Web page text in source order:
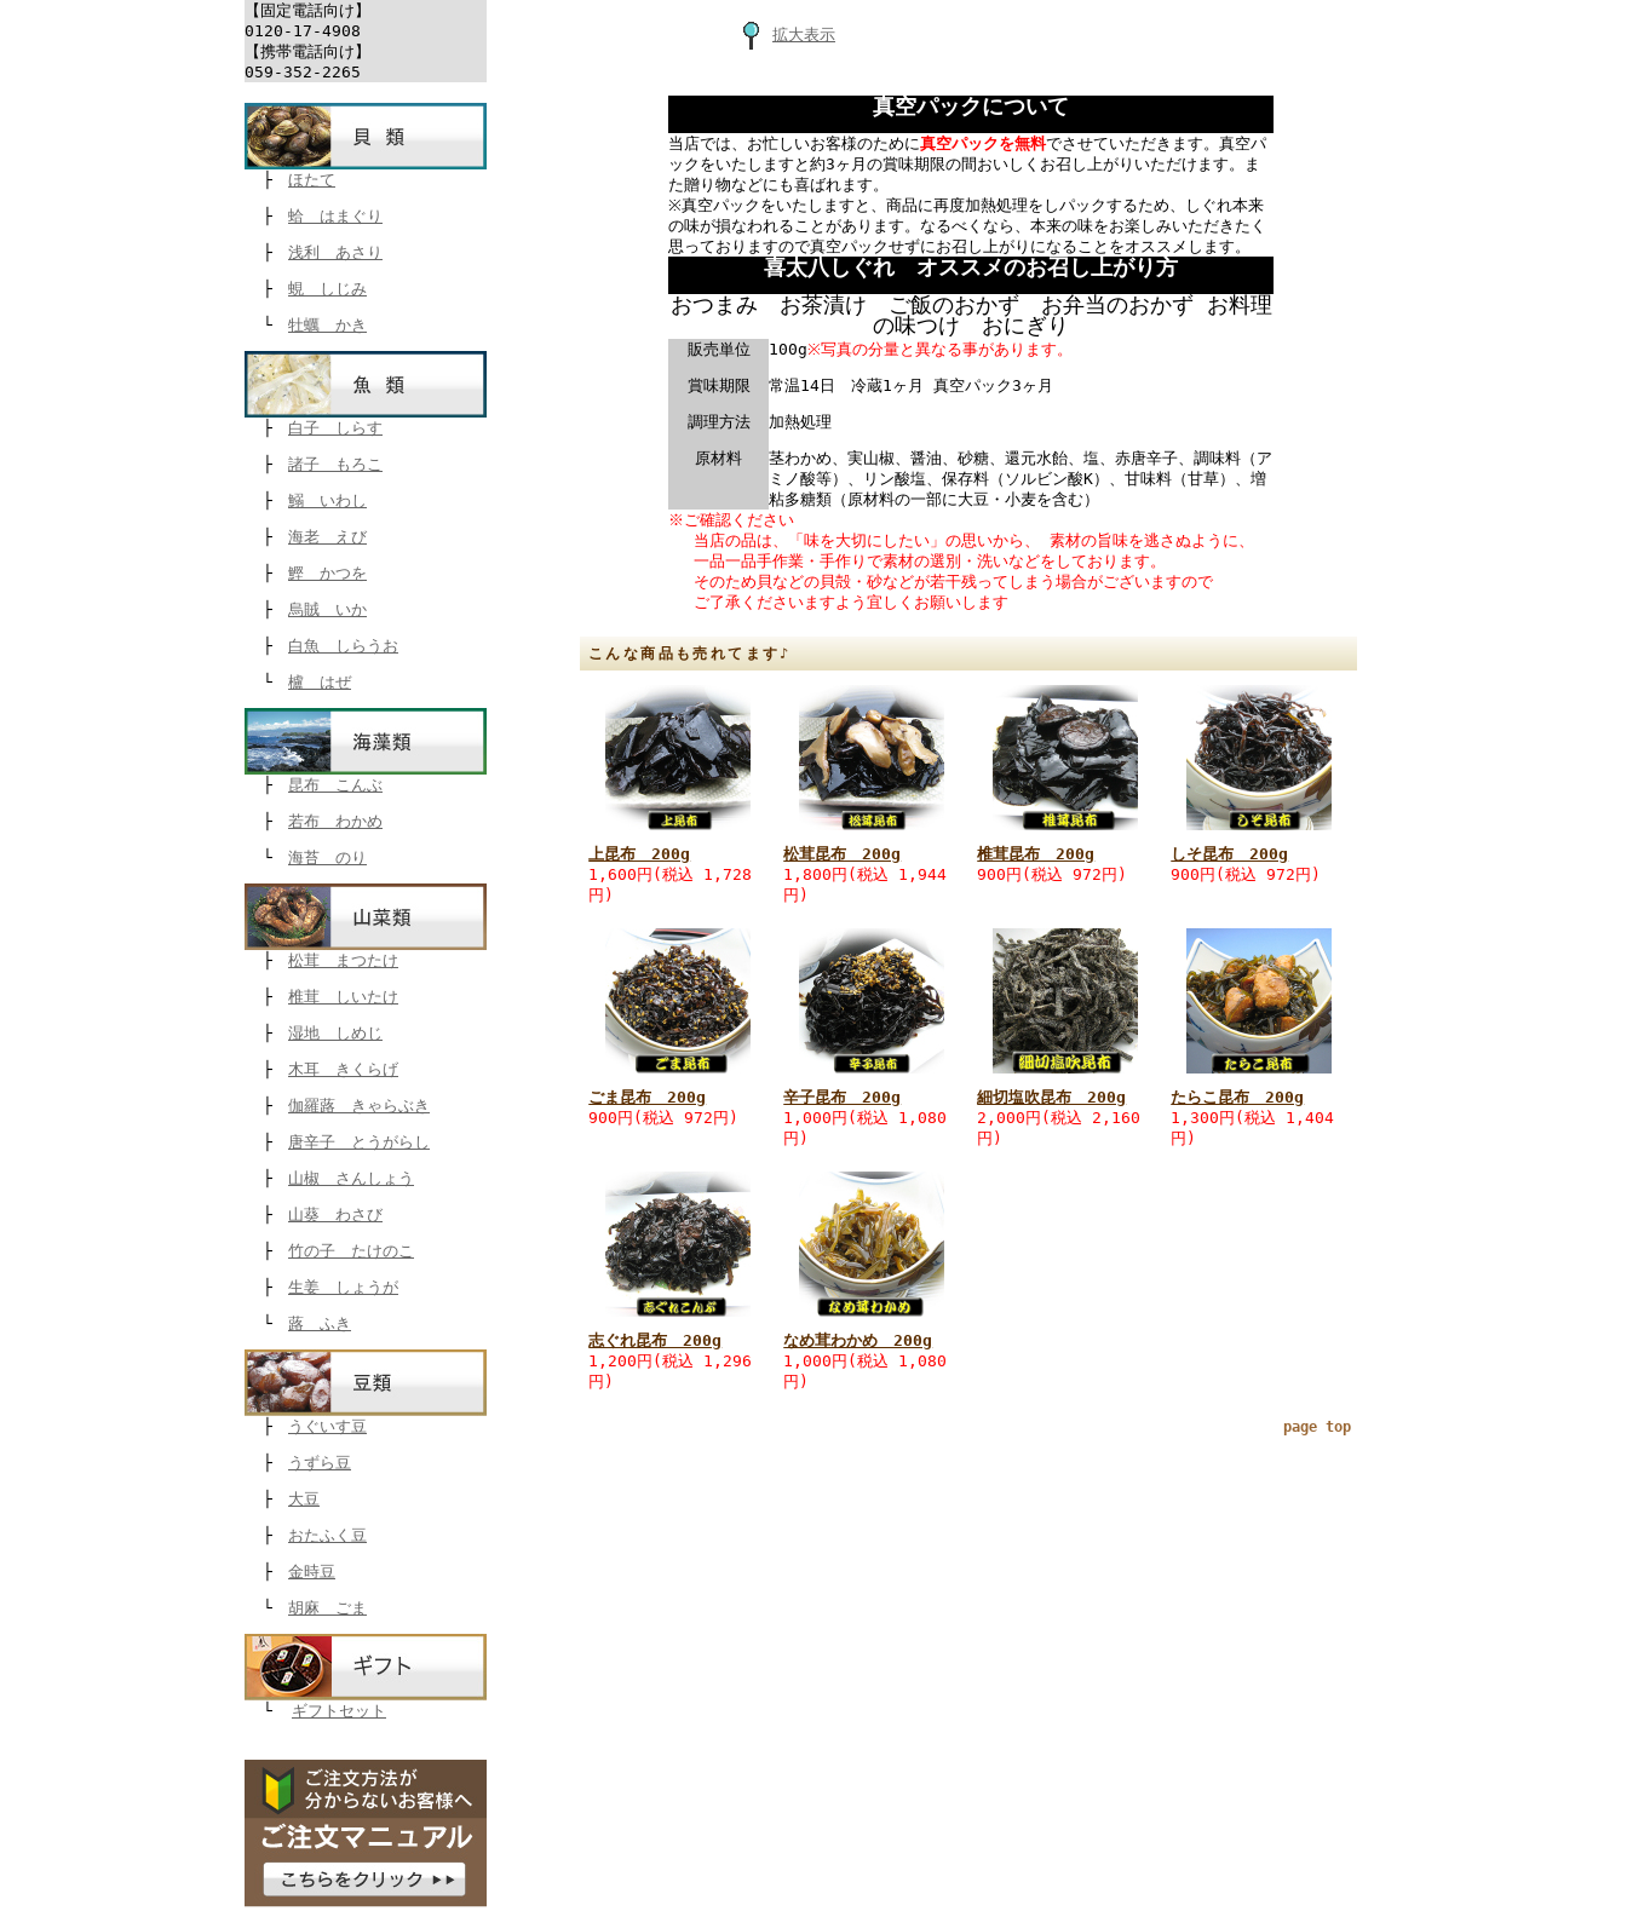
【固定電話向け】
0120-17-4908
【携帯電話向け】
059-352-2265
├
ほたて
├
蛤 はまぐり
├
浅利 あさり
├
蜆 しじみ
└
牡蠣 かき
├
白子 しらす
├
諸子 もろこ
├
鰯 いわし
├
海老 えび
├
鰹 かつを
├
烏賊 いか
├
白魚 しらうお
└
櫨 はぜ
├
昆布 こんぶ
├
若布 わかめ
└
海苔 のり
├
松茸 まつたけ
├
椎茸 しいたけ
├
湿地 しめじ
├
木耳 きくらげ
├
伽羅蕗 きゃらぶき
├
唐辛子 とうがらし
├
山椒 さんしょう
├
山葵 わさび
├
竹の子 たけのこ
├
生姜 しょうが
└
蕗 ふき
├
うぐいす豆
├
うずら豆
├
大豆
├
おたふく豆
├
金時豆
└
胡麻 ごま
└ ギフトセット
拡大表示
真空パックについて
当店では、お忙しいお客様のために真空パックを無料でさせていただきます。真空パ
ックをいたしますと約3ヶ月の賞味期限の間おいしくお召し上がりいただけます。ま
た贈り物などにも喜ばれます。
※真空パックをいたしますと、商品に再度加熱処理をしパックするため、しぐれ本来
の味が損なわれることがあります。なるべくなら、本来の味をお楽しみいただきたく
思っておりますので真空パックせずにお召し上がりになることをオススメします。
喜太八しぐれ オススメのお召し上がり方
おつまみ お茶漬け ご飯のおかず お弁当のおかず お料理
の味つけ おにぎり
販売単位 100g※写真の分量と異なる事があります。
賞味期限
常温14日 冷蔵1ヶ月 真空パック3ヶ月
調理方法
加熱処理
原材料
茎わかめ、実山椒、醤油、砂糖、還元水飴、塩、赤唐辛子、調味料（ア
ミノ酸等）、リン酸塩、保存料（ソルビン酸K）、甘味料（甘草）、増
粘多糖類（原材料の一部に大豆・小麦を含む）
※ご確認ください
当店の品は、「味を大切にしたい」の思いから、 素材の旨味を逃さぬように、
一品一品手作業・手作りで素材の選別・洗いなどをしております。
そのため貝などの貝殻・砂などが若干残ってしまう場合がございますので
ご了承くださいますよう宜しくお願いします
こんな商品も売れてます♪
上昆布 200g
1,600円(税込 1,728
円)
松茸昆布 200g
1,800円(税込 1,944
円)
椎茸昆布 200g
900円(税込 972円)
しそ昆布 200g
900円(税込 972円)
ごま昆布 200g
900円(税込 972円)
辛子昆布 200g
1,000円(税込 1,080
円)
細切塩吹昆布 200g
2,000円(税込 2,160
円)
たらこ昆布 200g
1,300円(税込 1,404
円)
志ぐれ昆布 200g
1,200円(税込 1,296
円)
なめ茸わかめ 200g
1,000円(税込 1,080
円)
page top